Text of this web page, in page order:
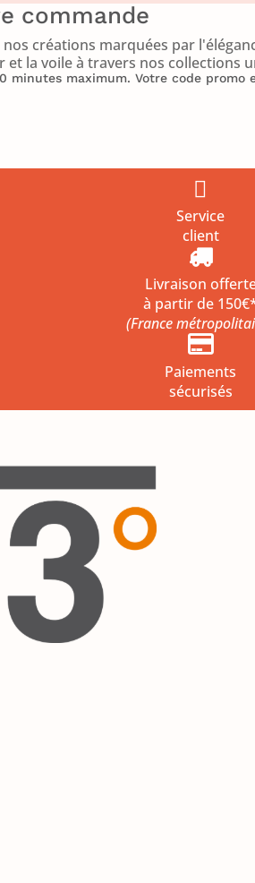
commande
créations marquées par
la voile à travers nos collections
minutes maximum. Votre code

Service
client

Livraison
à partir de
(France

Paiements
sécurisés